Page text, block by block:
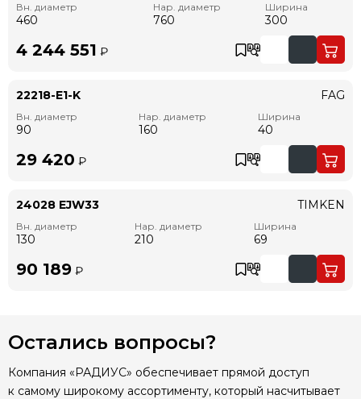
Вн. диаметр
460
Нар. диаметр
760
Ширина
300
4 244 551 ₽
22218-E1-K
Вн. диаметр
90
Нар. диаметр
160
Ширина
40
FAG
29 420 ₽
24028 EJW33
Вн. диаметр
130
Нар. диаметр
210
Ширина
69
TIMKEN
90 189 ₽
Остались вопросы?
Компания «РАДИУС» обеспечивает прямой доступ
к самому широкому ассортименту, который насчитывает